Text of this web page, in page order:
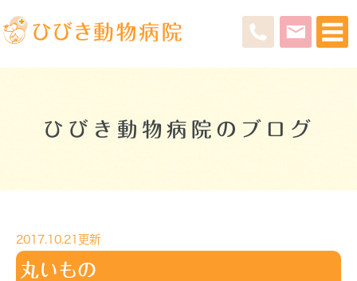
ひびき動物病院のブログ
2017.10.21更新
丸いもの